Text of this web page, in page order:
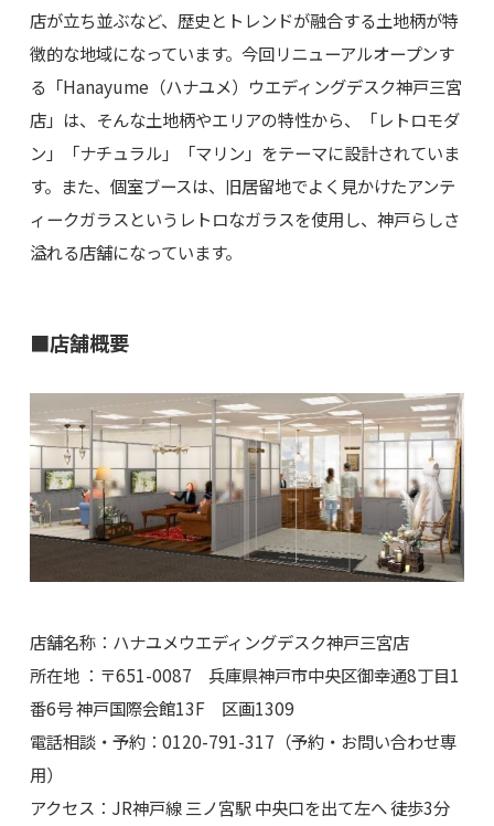
店が立ち並ぶなど、歴史とトレンドが融合する土地柄が特
徴的な地域になっています。今回リニューアルオープンす
る「Hanayume（ハナユメ）ウエディングデスク神戸三宮
店」は、そんな土地柄やエリアの特性から、「レトロモダ
ン」「ナチュラル」「マリン」をテーマに設計されていま
す。また、個室ブースは、旧居留地でよく見かけたアンテ
ィークガラスというレトロなガラスを使用し、神戸らしさ
溢れる店舗になっています。
■店舗概要
店舗名称：ハナユメウエディングデスク神戸三宮店
所在地 ：〒651-0087 兵庫県神戸市中央区御幸通8丁目1
番6号 神戸国際会館13F 区画1309
電話相談・予約：0120-791-317（予約・お問い合わせ専
用）
アクセス：JR神戸線 三ノ宮駅 中央口を出て左へ 徒歩3分